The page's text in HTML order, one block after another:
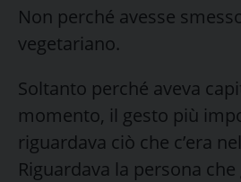
Non perché avesse
vegetariano.
Soltanto perché aveva
momento, il gesto più
riguardava ciò che c’era
Riguardava la persona che